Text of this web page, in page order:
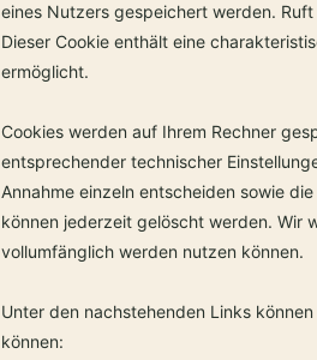
eines Nutzers gespeichert werden.
Dieser Cookie enthält eine
ermöglicht.
Cookies werden auf Ihrem Rechner
entsprechender technischer
Annahme einzeln entscheiden sowie
können jederzeit gelöscht werden. Wir
vollumfänglich werden nutzen können.
Unter den nachstehenden Links
können: